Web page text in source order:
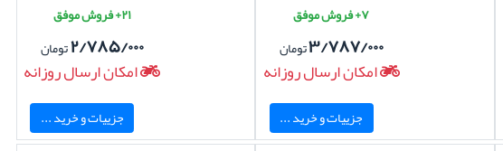
۷+ فروش موفق
۳/۷۸۷/۰۰۰تومان
امکان ارسال روزانه
جزییات و خرید ...
۲۱+ فروش موفق
۲/۷۸۵/۰۰۰تومان
امکان ارسال روزانه
جزییات و خرید ...